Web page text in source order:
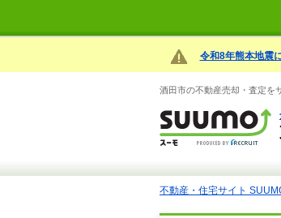
令和8年熊本地震
酒田市の不動産売却・査定を
不動産・住宅サイト